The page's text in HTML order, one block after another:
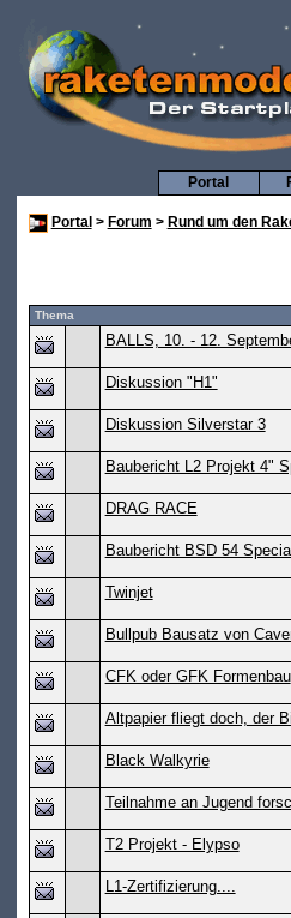
Portal
Portal > Forum > Rund um den
Thema
BALLS, 10. - 12.
Diskussion "H1"
Diskussion Silverstar 3
Baubericht L2 Projekt 4"
DRAG RACE
Baubericht BSD 54
Twinjet
Bullpub Bausatz von
CFK oder GFK Formenbau
Altpapier fliegt doch, der
Black Walkyrie
Teilnahme an Jugend
T2 Projekt - Elypso
L1-Zertifizierung....